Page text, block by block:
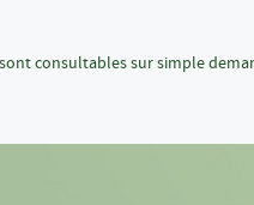
consultables sur simple